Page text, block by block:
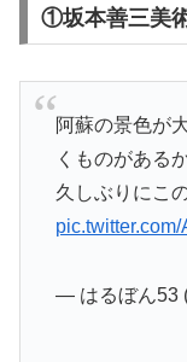
①坂本善三美
阿蘇の景色が
くものがある
久しぶりにこ
— はるぼん53